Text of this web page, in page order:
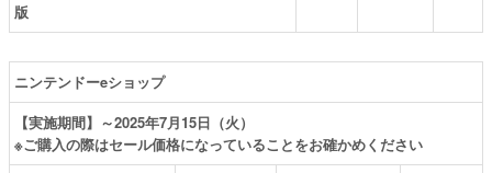
版
ニンテンドーeショップ
【実施期間】～2025年7月15日（火）
※ご購入の際はセール価格になっていることをお確かめください